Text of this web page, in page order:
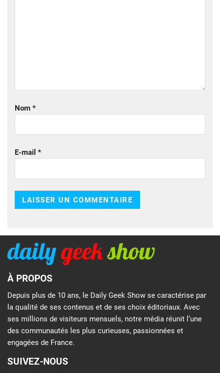
Nom *
E-mail *
À PROPOS
Depuis plus de 10 ans, le Daily Geek Show se caractérise par
la qualité de ses contenus et de ses choix éditoriaux. Avec
ses millions de visiteurs mensuels, notre média réunit l’une
des communautés les plus curieuses, passionnées et
engagées de France.
SUIVEZ-NOUS